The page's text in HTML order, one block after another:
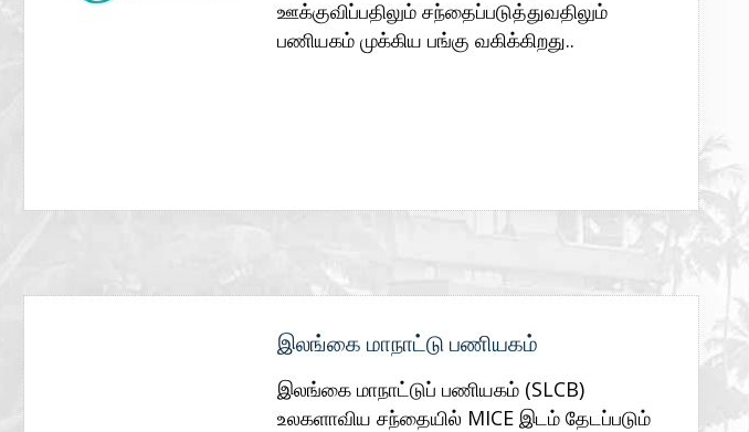
ஊக்குவிப்பதிலும் சந்தைப்படுத்துவதிலும்
பணியகம் முக்கிய பங்கு வகிக்கிறது..
இலங்கை மாநாட்டு பணியகம்
இலங்கை மாநாட்டுப் பணியகம் (SLCB)
உலகளாவிய சந்தையில் MICE இடம் தேடப்படும்